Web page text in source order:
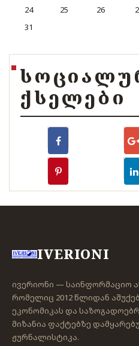
24
25 26
31
ᲥᲡᲔᲚᲔᲑᲘ
IVERIONI
ივერიონი — საინფორმაციო
რომელიც 2012 წლიდან
ეკონომიკას და
მიზანია ფაქტებზე
ჟურნალისტიკა.